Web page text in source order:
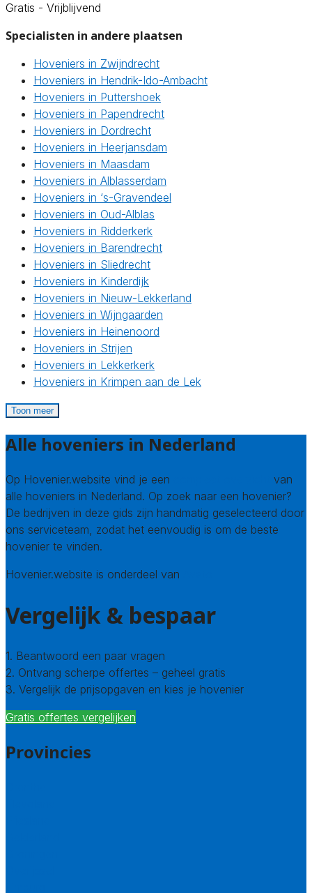
Gratis - Vrijblijvend
Specialisten in andere plaatsen
Hoveniers in Zwijndrecht
Hoveniers in Hendrik-Ido-Ambacht
Hoveniers in Puttershoek
Hoveniers in Papendrecht
Hoveniers in Dordrecht
Hoveniers in Heerjansdam
Hoveniers in Maasdam
Hoveniers in Alblasserdam
Hoveniers in ‘s-Gravendeel
Hoveniers in Oud-Alblas
Hoveniers in Ridderkerk
Hoveniers in Barendrecht
Hoveniers in Sliedrecht
Hoveniers in Kinderdijk
Hoveniers in Nieuw-Lekkerland
Hoveniers in Wijngaarden
Hoveniers in Heinenoord
Hoveniers in Strijen
Hoveniers in Lekkerkerk
Hoveniers in Krimpen aan de Lek
Toon meer
Alle hoveniers in Nederland
Op Hovenier.website vind je een
van
alle hoveniers in Nederland. Op zoek naar een hovenier?
De bedrijven in deze gids zijn handmatig geselecteerd door
ons serviceteam, zodat het eenvoudig is om de beste
hovenier te vinden.
Hovenier.website is onderdeel van
Vergelijk & bespaar
1. Beantwoord een paar vragen
2. Ontvang scherpe offertes – geheel gratis
3. Vergelijk de prijsopgaven en kies je hovenier
Gratis offertes vergelijken
Provincies